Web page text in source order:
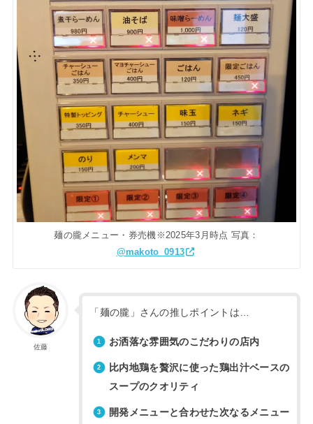
麺の朧メニュー・券売機※2025年3月時点 写真：
@makoto_0913
佐藤
「麺の朧」さんの推しポイントは…
お洒落な雰囲気のこだわりの店内
比内地鶏を贅沢に使った鶏出汁ベースの
スープのクオリティ
開発メニューと合わせた次なるメニュー